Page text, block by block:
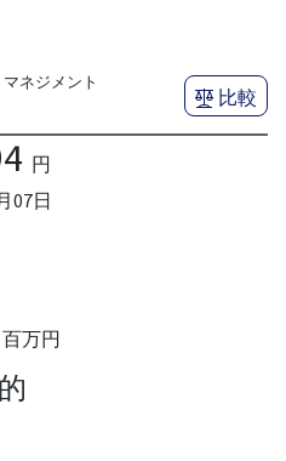
ネジメント
比較
円
07日
百万円